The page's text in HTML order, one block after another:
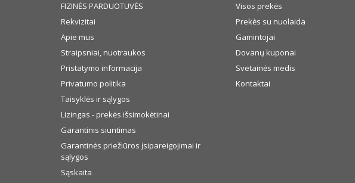
FIZINĖS PARDUOTUVĖS
Rekvizitai
Apie mus
Straipsniai, nuotraukos
Pristatymo informacija
Privatumo politika
Taisyklės ir sąlygos
Lizingas - prekės išsimokėtinai
Garantinis siuntimas
Garantinės priežiūros įsipareigojimai ir
sąlygos
Sąskaita
Visos prekės
Prekės su nuolaida
Gamintojai
Dovanų kuponai
Svetainės medis
Kontaktai